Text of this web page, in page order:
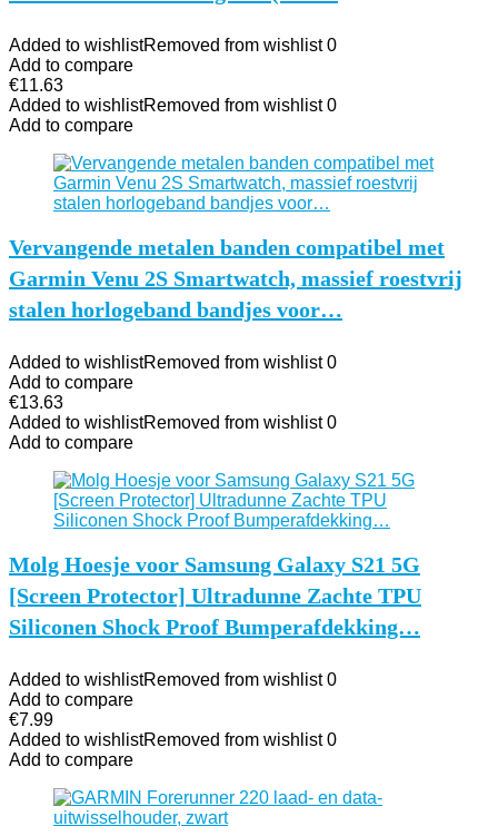
Added to wishlistRemoved from wishlist 0
Add to compare
€11.63
Added to wishlistRemoved from wishlist 0
Add to compare
Vervangende metalen banden compatibel met
Garmin Venu 2S Smartwatch, massief roestvrij
stalen horlogeband bandjes voor…
Added to wishlistRemoved from wishlist 0
Add to compare
€13.63
Added to wishlistRemoved from wishlist 0
Add to compare
Molg Hoesje voor Samsung Galaxy S21 5G
[Screen Protector] Ultradunne Zachte TPU
Siliconen Shock Proof Bumperafdekking…
Added to wishlistRemoved from wishlist 0
Add to compare
€7.99
Added to wishlistRemoved from wishlist 0
Add to compare